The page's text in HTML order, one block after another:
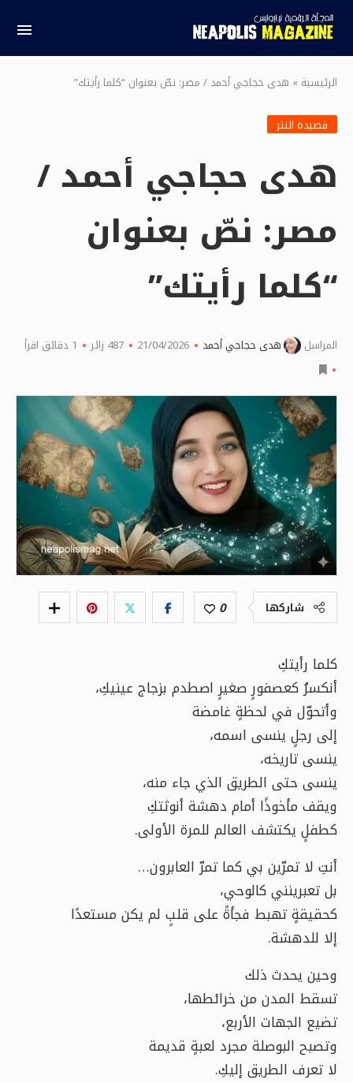
الرئيسية » هدى حجاجي أحمد / مصر: نصّ بعنوان “كلما رأيتك”
قصيدة النثر
هدى حجاجي أحمد /
مصر: نصّ بعنوان
“كلما رأيتك”
المراسل هدى حجاجي أحمد 21/04/2026
487 زائر
شاركها 0
كلما رأيتكِ
أنكسرُ كعصفورٍ صغيرٍ اصطدم بزجاج عينيكِ،
وأتحوّل في لحظةٍ غامضة
إلى رجلٍ ينسى اسمه،
ينسى تاريخه،
ينسى حتى الطريق الذي جاء منه،
ويقف مأخوذًا أمام دهشة أنوثتكِ
كطفلٍ يكتشف العالم للمرة الأولى.
أنتِ لا تمرّين بي كما تمرّ العابرون…
بل تعبرينني كالوحي،
كحقيقةٍ تهبط فجأةً على قلبٍ لم يكن مستعدًا
إلا للدهشة.
وحين يحدث ذلك
تسقط المدن من خرائطها،
تضيع الجهات الأربع،
وتصبح البوصلة مجرد لعبةٍ قديمة
لا تعرف الطريق إليكِ.